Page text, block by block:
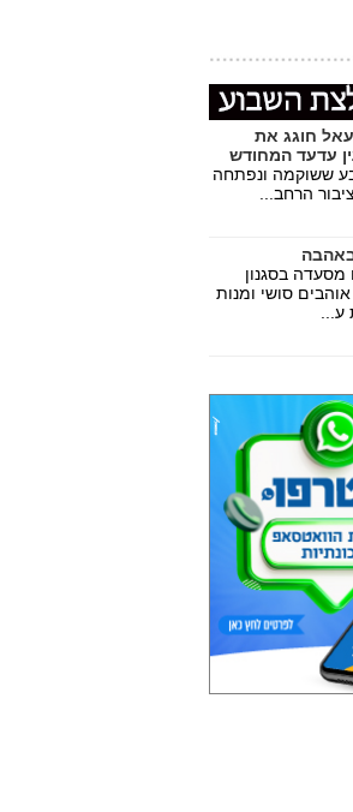
חוגג את
עדעד המחודש
ששוקמה ונפתחה
הרחב...
בסגנון
סושי ומנות